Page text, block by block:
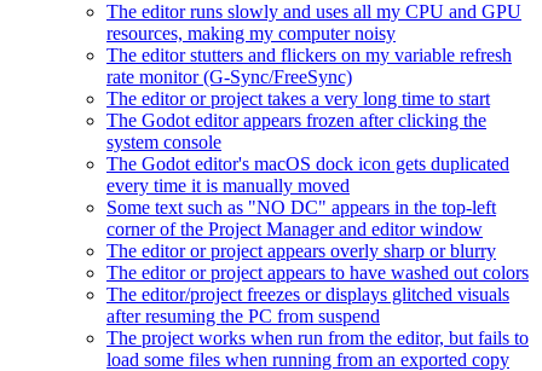
The editor runs slowly and uses all my CPU and GPU
resources, making my computer noisy
The editor stutters and flickers on my variable refresh
rate monitor (G-Sync/FreeSync)
The editor or project takes a very long time to start
The Godot editor appears frozen after clicking the
system console
The Godot editor's macOS dock icon gets duplicated
every time it is manually moved
Some text such as "NO DC" appears in the top-left
corner of the Project Manager and editor window
The editor or project appears overly sharp or blurry
The editor or project appears to have washed out colors
The editor/project freezes or displays glitched visuals
after resuming the PC from suspend
The project works when run from the editor, but fails to
load some files when running from an exported copy